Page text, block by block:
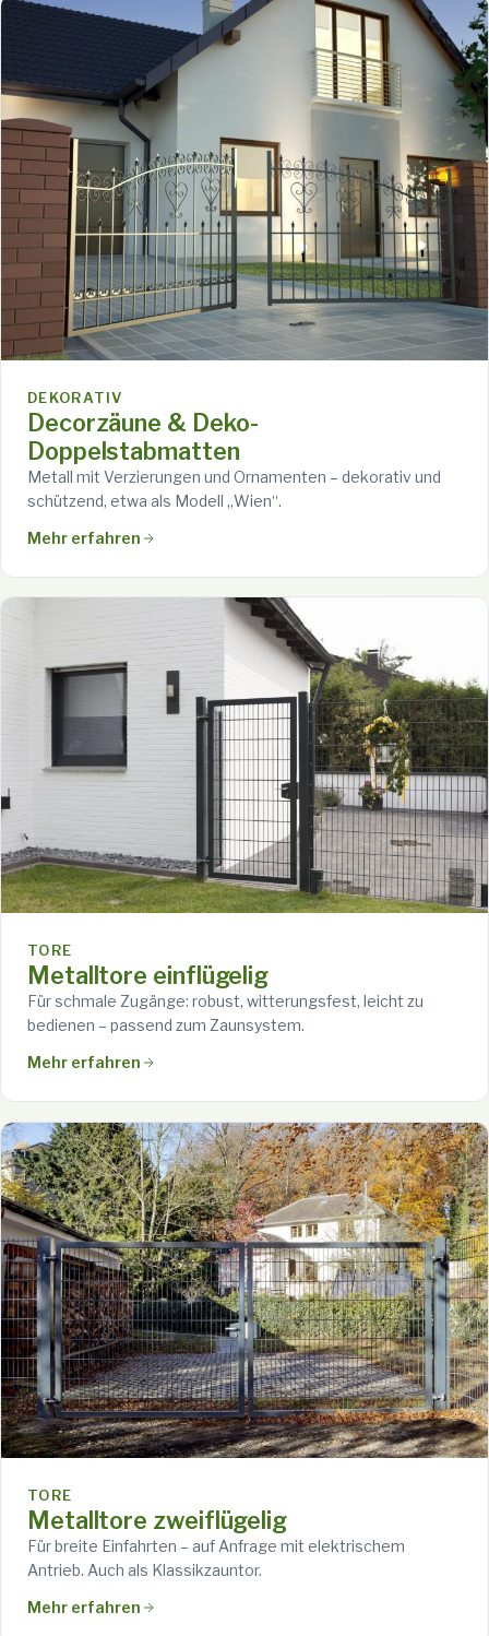
DEKORATIV
Decorzäune & Deko-
Doppelstabmatten
Metall mit Verzierungen und Ornamenten – dekorativ und
schützend, etwa als Modell „Wien“.
Mehr erfahren
TORE
Metalltore einflügelig
Für schmale Zugänge: robust, witterungsfest, leicht zu
bedienen – passend zum Zaunsystem.
Mehr erfahren
TORE
Metalltore zweiflügelig
Für breite Einfahrten – auf Anfrage mit elektrischem
Antrieb. Auch als Klassikzauntor.
Mehr erfahren